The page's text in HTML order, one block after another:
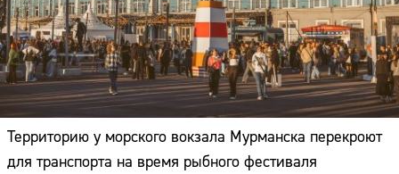
Территорию у морского вокзала Мурманска перекроют
для транспорта на время рыбного фестиваля